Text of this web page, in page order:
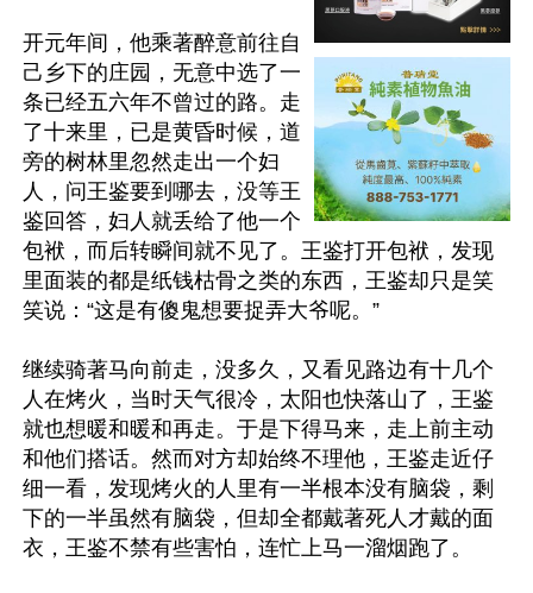
开元年间，他乘著醉意前往自
己乡下的庄园，无意中选了一
条已经五六年不曾过的路。走
了十来里，已是黄昏时候，道
旁的树林里忽然走出一个妇
人，问王鉴要到哪去，没等王
鉴回答，妇人就丢给了他一个
包袱，而后转瞬间就不见了。王鉴打开包袱，发现
里面装的都是纸钱枯骨之类的东西，王鉴却只是笑
笑说：“这是有傻鬼想要捉弄大爷呢。”
继续骑著马向前走，没多久，又看见路边有十几个
人在烤火，当时天气很冷，太阳也快落山了，王鉴
就也想暖和暖和再走。于是下得马来，走上前主动
和他们搭话。然而对方却始终不理他，王鉴走近仔
细一看，发现烤火的人里有一半根本没有脑袋，剩
下的一半虽然有脑袋，但却全都戴著死人才戴的面
衣，王鉴不禁有些害怕，连忙上马一溜烟跑了。